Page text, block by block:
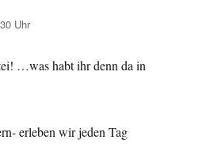
Uhr
…was habt ihr denn da in
erleben wir jeden Tag